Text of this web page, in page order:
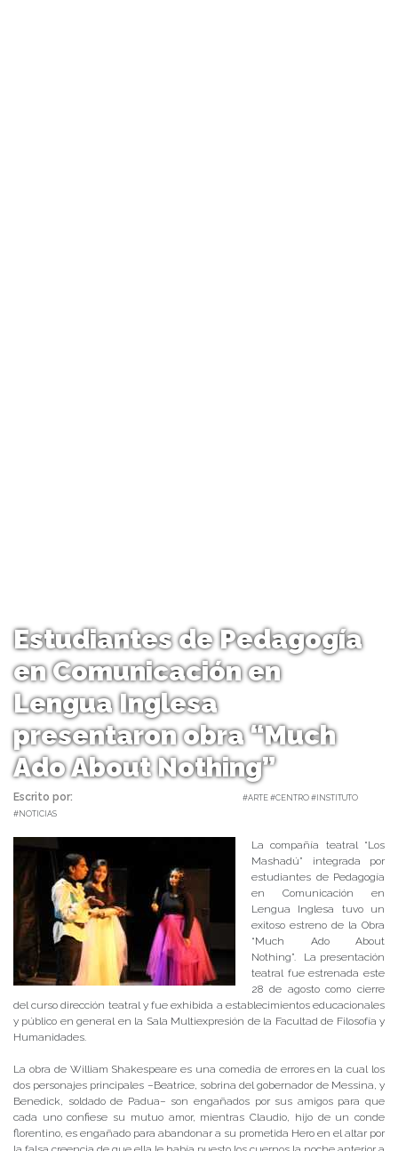
Estudiantes de Pedagogía
en Comunicación en
Lengua Inglesa
presentaron obra “Much
Ado About Nothing”
Escrito por:
#ARTE #CENTRO #INSTITUTO
#NOTICIAS
La compañía teatral “Los
Mashadú” integrada por
estudiantes de Pedagogía
en Comunicación en
Lengua Inglesa tuvo un
exitoso estreno de la Obra
“Much Ado About
Nothing”. La presentación
teatral fue estrenada este
28 de agosto como cierre
del curso dirección teatral y fue exhibida a establecimientos educacionales
y público en general en la Sala Multiexpresión de la Facultad de Filosofía y
Humanidades.
La obra de William Shakespeare es una comedia de errores en la cual los
dos personajes principales –Beatrice, sobrina del gobernador de Messina, y
Benedick, soldado de Padua– son engañados por sus amigos para que
cada uno confiese su mutuo amor, mientras Claudio, hijo de un conde
florentino, es engañado para abandonar a su prometida Hero en el altar por